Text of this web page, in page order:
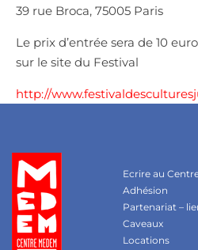
39 rue Broca, 75005 Paris
Le prix d’entrée sera de 10
sur le site du Festival
http://
Ecrire au
Adhésion
Partenariat –
Caveaux
Locations